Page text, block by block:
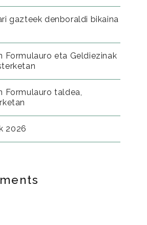
gazteek denboraldi bikaina
Formulauro eta Geldiezinak
Formulauro taldea,
2026